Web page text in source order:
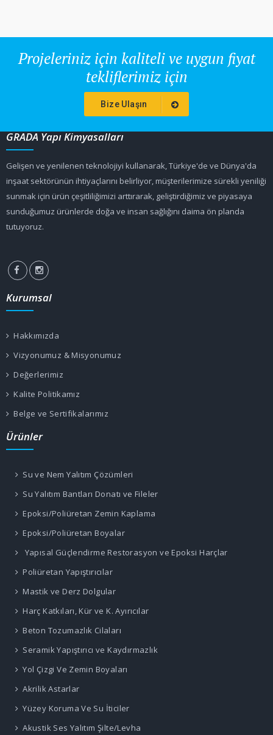
Projeleriniz için kaliteli ve uygun fiyat
tekliflerimiz için
Bize Ulaşın
GRADA Yapı Kimyasalları
Gelişen ve yenilenen teknolojiyi kullanarak, Türkiye'de ve Dünya'da
inşaat sektörünün ihtiyaçlarını belirliyor, müşterilerimize sürekli yeniliği
sunmak için ürün çeşitliliğimizi arttırarak, geliştirdiğimiz ve piyasaya
sunduğumuz ürünlerde doğa ve insan sağlığını daima ön planda
tutuyoruz.
Kurumsal
Hakkımızda
Vizyonumuz & Misyonumuz
Değerlerimiz
Kalite Politikamız
Belge ve Sertifikalarımız
Ürünler
Su ve Nem Yalıtım Çözümleri
Su Yalıtım Bantları Donatı ve Fileler
Epoksi/Poliüretan Zemin Kaplama
Epoksi/Poliüretan Boyalar
Yapısal Güçlendirme Restorasyon ve Epoksi Harçlar
Poliüretan Yapıştırıcılar
Mastik ve Derz Dolgular
Harç Katkıları, Kür ve K. Ayırıcılar
Beton Tozumazlık Cilaları
Seramik Yapıştırıcı ve Kaydırmazlık
Yol Çizgi Ve Zemin Boyaları
Akrilik Astarlar
Yüzey Koruma Ve Su İticiler
Akustik Ses Yalıtım Şilte/Levha